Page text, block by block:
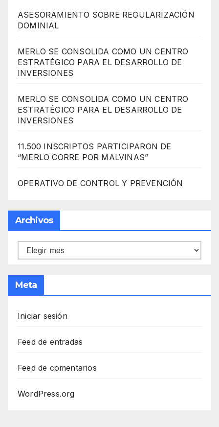
ASESORAMIENTO SOBRE REGULARIZACIÓN
DOMINIAL
MERLO SE CONSOLIDA COMO UN CENTRO
ESTRATÉGICO PARA EL DESARROLLO DE
INVERSIONES
MERLO SE CONSOLIDA COMO UN CENTRO
ESTRATÉGICO PARA EL DESARROLLO DE
INVERSIONES
11.500 INSCRIPTOS PARTICIPARON DE
“MERLO CORRE POR MALVINAS”
OPERATIVO DE CONTROL Y PREVENCIÓN
Archivos
Archivos
Meta
Iniciar sesión
Feed de entradas
Feed de comentarios
WordPress.org